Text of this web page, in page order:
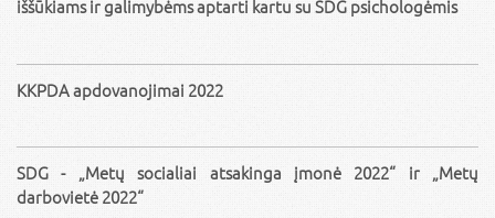
iššūkiams ir galimybėms aptarti kartu su SDG psichologėmis
KKPDA apdovanojimai 2022
SDG - „Metų socialiai atsakinga įmonė 2022“ ir „Metų
darbovietė 2022“